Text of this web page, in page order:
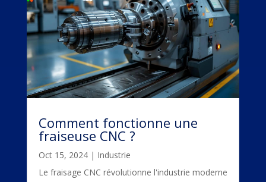
Comment fonctionne une
fraiseuse CNC ?
Oct 15, 2024| Industrie
Le fraisage CNC révolutionne l'industrie moderne